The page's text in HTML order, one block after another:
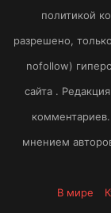
политикой
разрешено,
nofollow)
сайта .
мнением
В мире